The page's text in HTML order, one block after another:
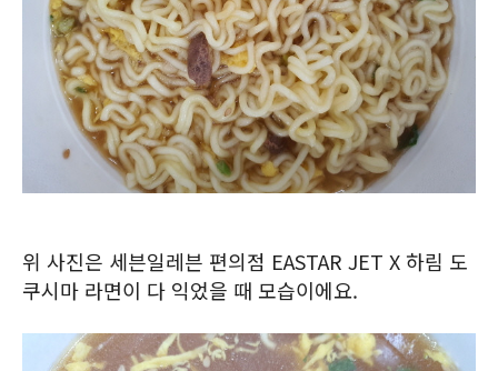
위 사진은 세븐일레븐 편의점 EASTAR JET X 하림 도
쿠시마 라면이 다 익었을 때 모습이에요.